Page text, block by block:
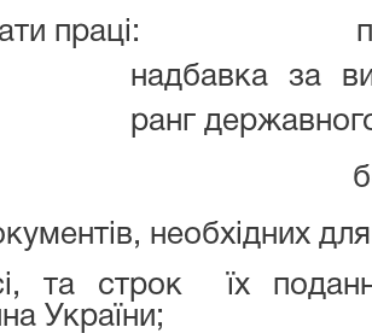
праці:
надбавка за
ранг
необхідних
та строк
їх
України;